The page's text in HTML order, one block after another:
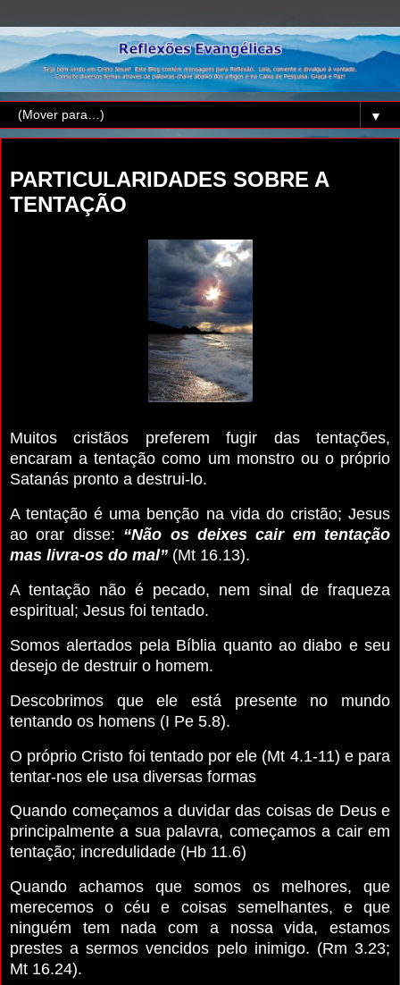
▼
PARTICULARIDADES SOBRE A
TENTAÇÃO
Muitos cristãos preferem fugir das tentações,
encaram a tentação como um monstro ou o próprio
Satanás pronto a destrui-lo.
A tentação é uma benção na vida do cristão; Jesus
ao orar disse: “Não os deixes cair em tentação
mas livra-os do mal” (Mt 16.13).
A tentação não é pecado, nem sinal de fraqueza
espiritual; Jesus foi tentado.
Somos alertados pela Bíblia quanto ao diabo e seu
desejo de destruir o homem.
Descobrimos que ele está presente no mundo
tentando os homens (I Pe 5.8).
O próprio Cristo foi tentado por ele (Mt 4.1-11) e para
tentar-nos ele usa diversas formas
Quando começamos a duvidar das coisas de Deus e
principalmente a sua palavra, começamos a cair em
tentação; incredulidade (Hb 11.6)
Quando achamos que somos os melhores, que
merecemos o céu e coisas semelhantes, e que
ninguém tem nada com a nossa vida, estamos
prestes a sermos vencidos pelo inimigo. (Rm 3.23;
Mt 16.24).